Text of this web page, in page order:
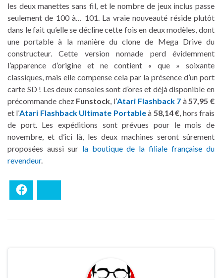
les deux manettes sans fil, et le nombre de jeux inclus passe
seulement de 100 à… 101. La vraie nouveauté réside plutôt
dans le fait qu’elle se décline cette fois en deux modèles, dont
une portable à la manière du clone de Mega Drive du
constructeur. Cette version nomade perd évidemment
l’apparence d’origine et ne contient « que » soixante
classiques, mais elle compense cela par la présence d’un port
carte SD ! Les deux consoles sont d’ores et déjà disponible en
précommande chez Funstock, l’Atari Flashback 7 à57,95 €
et l’Atari Flashback Ultimate Portableà 58,14 €, hors frais
de port. Les expéditions sont prévues pour le mois de
novembre, et d’ici là, les deux machines seront sûrement
proposées aussi sur la boutique de la filiale française du
revendeur.